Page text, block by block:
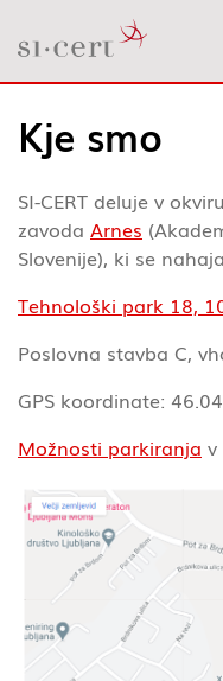
Kje smo
SI-CERT deluje v
zavoda Arnes
Slovenije), ki se
Tehnološki park 18,
Poslovna stavba C,
GPS koordinate:
Možnosti parkiranja v